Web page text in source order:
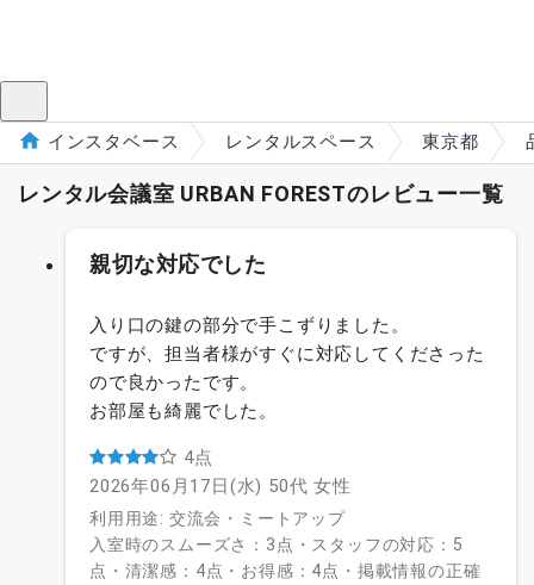
インスタベース レンタルスペース 東京都
レンタル会議室 URBAN FORESTのレビュー一覧
親切な対応でした
入り口の鍵の部分で手こずりました。
ですが、担当者様がすぐに対応してくださった
ので良かったです。
お部屋も綺麗でした。
4点
2026年06月17日(水) 50代 女性
利用用途: 交流会・ミートアップ
入室時のスムーズさ：3点・スタッフの対応：5
点・清潔感：4点・お得感：4点・掲載情報の正確